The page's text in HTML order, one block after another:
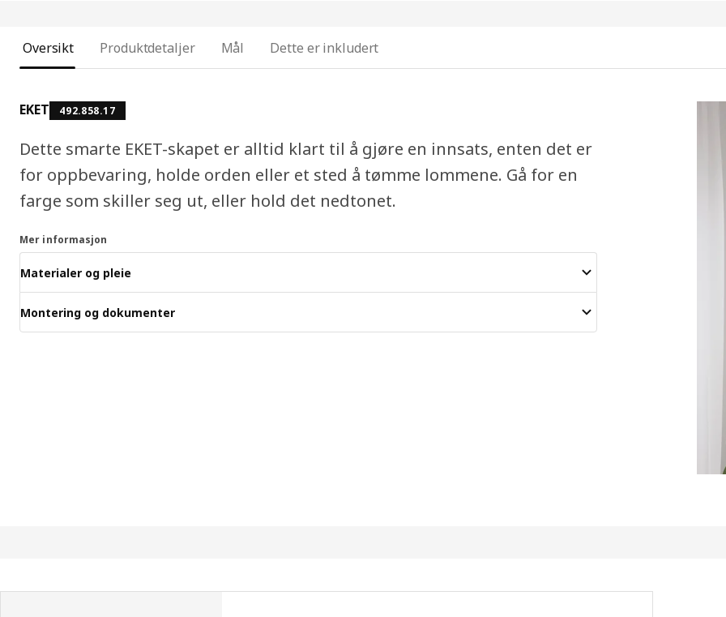
Oversikt Produktdetaljer Mål Dette er inkludert
EKET 492.858.17
Dette smarte EKET-skapet er alltid klart til å gjøre en innsats, enten det er
for oppbevaring, holde orden eller et sted å tømme lommene. Gå for en
farge som skiller seg ut, eller hold det nedtonet.
Mer informasjon
Materialer og pleie
Montering og dokumenter